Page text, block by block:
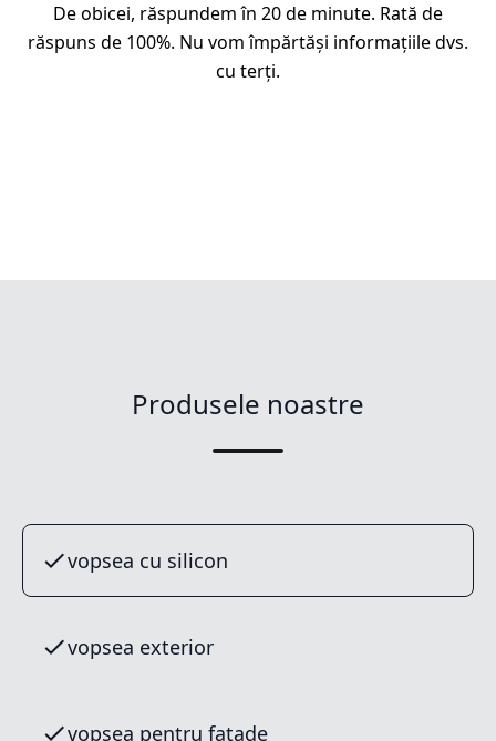
De obicei, răspundem în 20 de minute. Rată de
răspuns de 100%. Nu vom împărtăși informațiile dvs.
cu terți.
Produsele noastre
vopsea cu silicon
vopsea exterior
vopsea pentru fatade